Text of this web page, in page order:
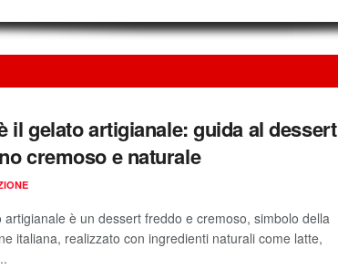
il gelato artigianale: guida al dessert
cremoso e naturale
artigianale è un dessert freddo e cremoso, simbolo della
italiana, realizzato con ingredienti naturali come latte,